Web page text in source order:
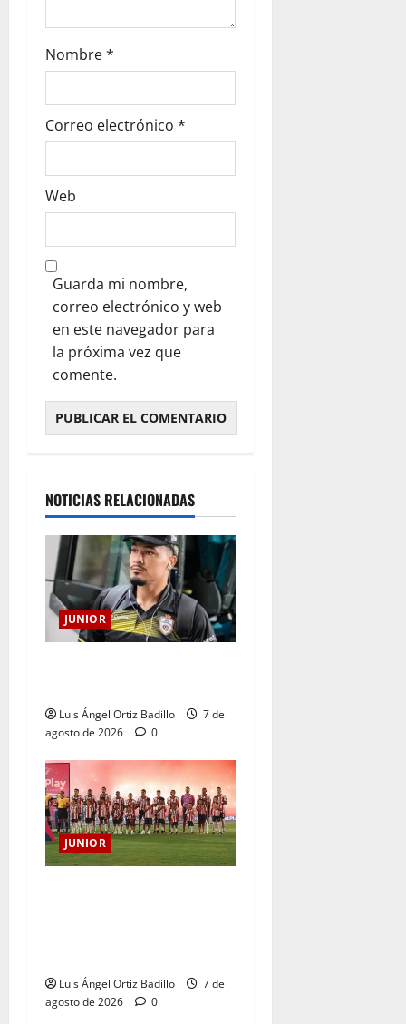
Nombre*
Correo electrónico *
Web
Guarda mi nombre,
correo electrónico y web
en este navegador para
la próxima vez que
comente.
NOTICIAS RELACIONADAS
JUNIOR
Luis Ángel Ortiz Badillo
7 de
agosto de 2026
0
JUNIOR
Luis Ángel Ortiz Badillo
7 de
agosto de 2026
0